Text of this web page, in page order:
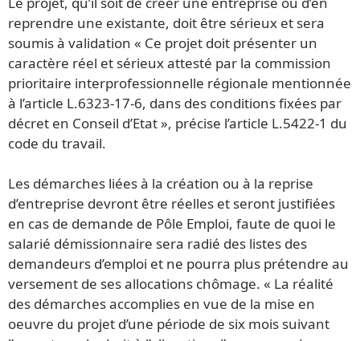
reprendre une existante, doit être sérieux et sera
soumis à validation « Ce projet doit présenter un
caractère réel et sérieux attesté par la commission
prioritaire interprofessionnelle régionale mentionnée
à l’article L.6323-17-6, dans des conditions fixées par
décret en Conseil d’Etat », précise l’article L.5422-1 du
code du travail.
Les démarches liées à la création ou à la reprise
d’entreprise devront être réelles et seront justifiées
en cas de demande de Pôle Emploi, faute de quoi le
salarié démissionnaire sera radié des listes des
demandeurs d’emploi et ne pourra plus prétendre au
versement de ses allocations chômage. « La réalité
des démarches accomplies en vue de la mise en
oeuvre du projet d’une période de six mois suivant